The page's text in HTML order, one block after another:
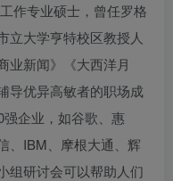
作专业硕士，曾任罗格
立大学亨特校区教授人
业新闻》《大西洋月
导优异高敏者的职场成
企业，如谷歌、惠
、IBM、摩根大通、辉
组研讨会可以帮助人们